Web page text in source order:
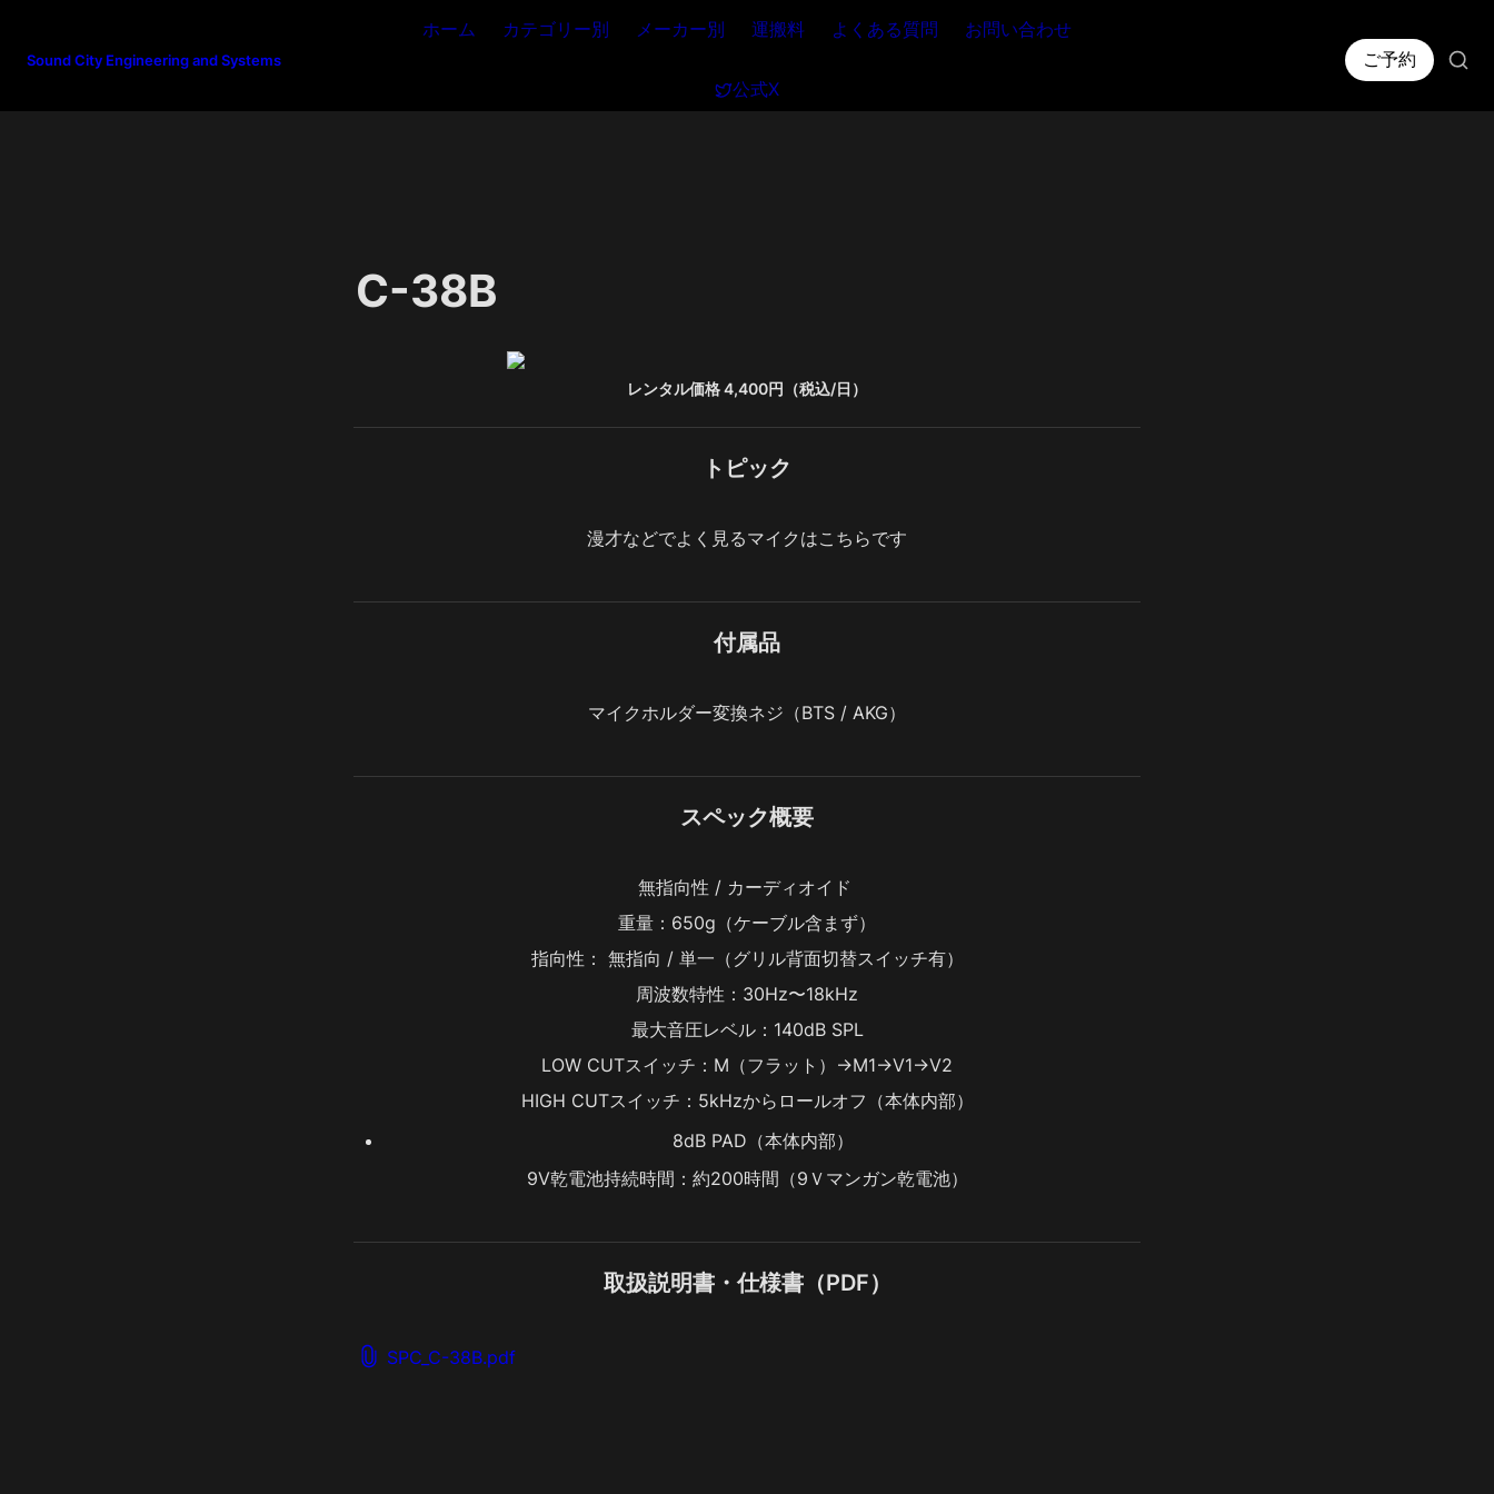
Sound City Engineering and Systems
ホーム カテゴリー別 メーカー別 運搬料 よくある質問 お問い合わせ
公式X
ご予約
C-38B
レンタル価格 4,400円（税込/日）
トピック
漫才などでよく見るマイクはこちらです
付属品
マイクホルダー変換ネジ（BTS / AKG）
スペック概要
無指向性 / カーディオイド
重量：650g（ケーブル含まず）
指向性： 無指向 / 単一（グリル背面切替スイッチ有）
周波数特性：30Hz〜18kHz
最大音圧レベル：140dB SPL
LOW CUTスイッチ：M（フラット）→M1→V1→V2
HIGH CUTスイッチ：5kHzからロールオフ（本体内部）
8dB PAD（本体内部）
9V乾電池持続時間：約200時間（9Ｖマンガン乾電池）
取扱説明書・仕様書（PDF）
SPC_C-38B.pdf